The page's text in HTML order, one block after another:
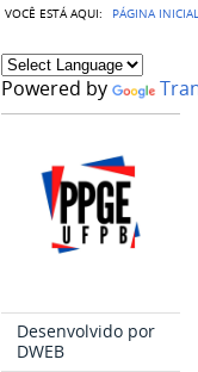
VOCÊ ESTÁ AQUI: PÁGINA INICIAL
Powered by
Desenvolvido por
DWEB